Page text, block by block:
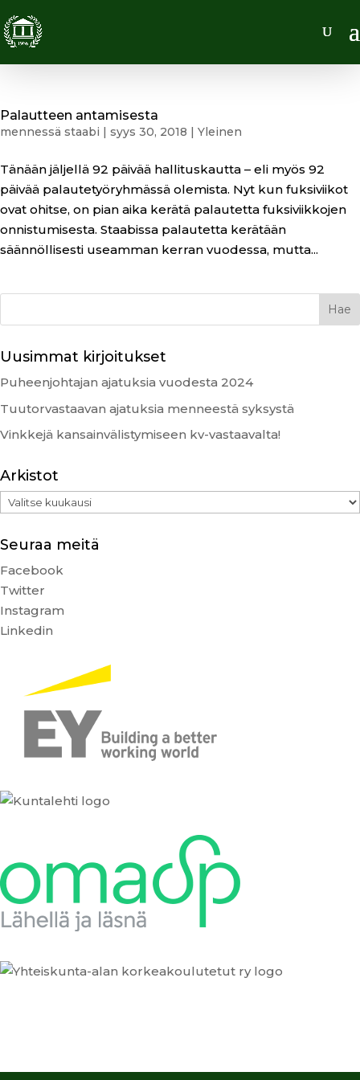
Palautteen antamisesta
mennessä staabi | syys 30, 2018 | Yleinen
Tänään jäljellä 92 päivää hallituskautta – eli myös 92
päivää palautetyöryhmässä olemista. Nyt kun fuksiviikot
ovat ohitse, on pian aika kerätä palautetta fuksiviikkojen
onnistumisesta. Staabissa palautetta kerätään
säännöllisesti useamman kerran vuodessa, mutta...
Uusimmat kirjoitukset
Puheenjohtajan ajatuksia vuodesta 2024
Tuutorvastaavan ajatuksia menneestä syksystä
Vinkkejä kansainvälistymiseen kv-vastaavalta!
Arkistot
Arkistot
Seuraa meitä
Facebook
Twitter
Instagram
Linkedin